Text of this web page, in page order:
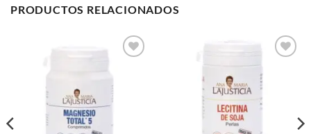
PRODUCTOS RELACIONADOS